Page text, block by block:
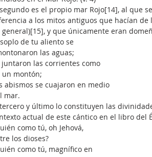
es el propio mar Rojo[14], al que
a los mitos antiguos que hacían de
general)[15], y que únicamente eran
de tu aliento se
las aguas;
juntaron las corrientes como
un montón;
abismos se cuajaron en medio
mar.
y último lo constituyen las
actual de este cántico en el libro del
como tú, oh Jehová,
los dioses?
como tú, magnífico en